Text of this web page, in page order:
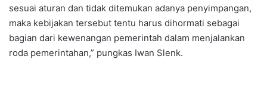
sesuai aturan dan tidak ditemukan adanya penyimpangan,
maka kebijakan tersebut tentu harus dihormati sebagai
bagian dari kewenangan pemerintah dalam menjalankan
roda pemerintahan,” pungkas Iwan Slenk.